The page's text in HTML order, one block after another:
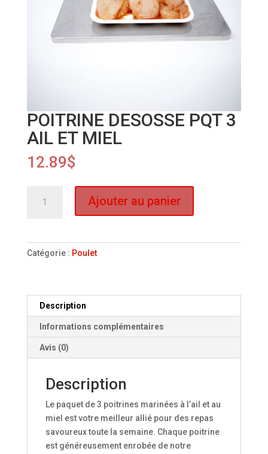
POITRINE DESOSSE PQT 3
AIL ET MIEL
12.89$
PQT
MIEL
Ajouter au panier
Catégorie : Poulet
Description
Informations complémentaires
Avis (0)
Description
Le paquet de 3 poitrines marinées à l’ail et au
miel est votre meilleur allié pour des repas
savoureux toute la semaine. Chaque poitrine
est généreusement enrobée de notre